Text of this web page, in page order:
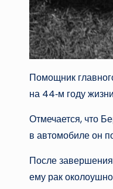
Помощник
на 44‑м году
Отмечается, что
в автомобиле он
После
ему рак